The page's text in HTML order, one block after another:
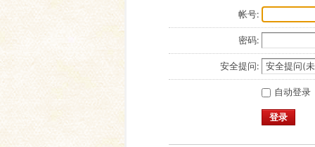
帐号:
密码:
安全提问:
自动登录
登录